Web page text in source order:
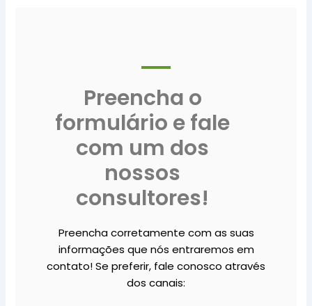
Preencha o
formulário e fale
com um dos
nossos
consultores!
Preencha corretamente com as suas
informações que nós entraremos em
contato! Se preferir, fale conosco através
dos canais: